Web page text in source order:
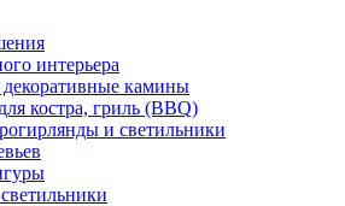
интерьера
камины
костра, гриль (BBQ)
и светильники